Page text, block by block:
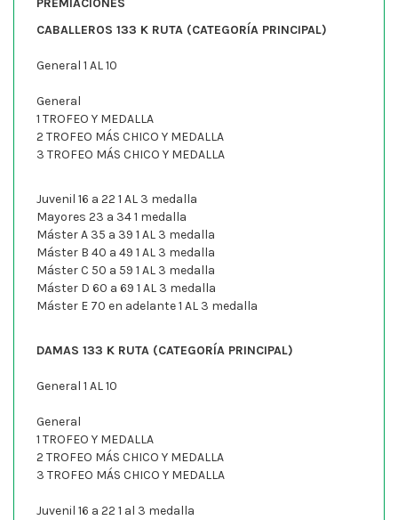
PREMIACIONES
CABALLEROS 133 K RUTA (CATEGORÍA PRINCIPAL)
General 1 AL 10
General
1 TROFEO Y MEDALLA
2 TROFEO MÁS CHICO Y MEDALLA
3 TROFEO MÁS CHICO Y MEDALLA
Juvenil 16 a 22 1 AL 3 medalla
Mayores 23 a 34 1 medalla
Máster A 35 a 39 1 AL 3 medalla
Máster B 40 a 49 1 AL 3 medalla
Máster C 50 a 59 1 AL 3 medalla
Máster D 60 a 69 1 AL 3 medalla
Máster E 70 en adelante 1 AL 3 medalla
DAMAS 133 K RUTA (CATEGORÍA PRINCIPAL)
General 1 AL 10
General
1 TROFEO Y MEDALLA
2 TROFEO MÁS CHICO Y MEDALLA
3 TROFEO MÁS CHICO Y MEDALLA
Juvenil 16 a 22 1 al 3 medalla